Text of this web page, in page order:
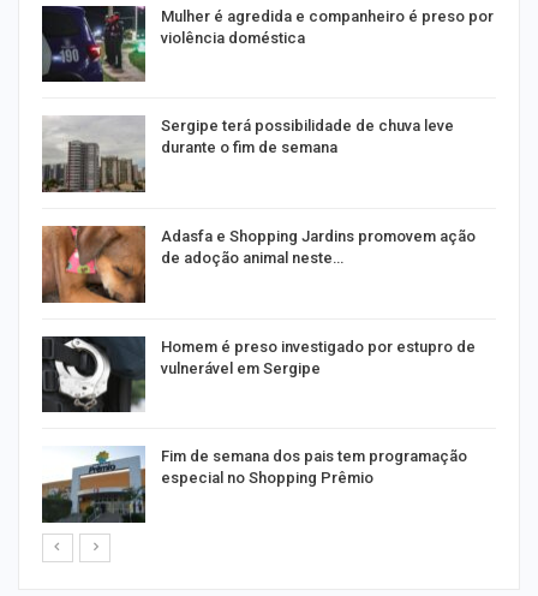
Mulher é agredida e companheiro é preso por
violência doméstica
Sergipe terá possibilidade de chuva leve
durante o fim de semana
Adasfa e Shopping Jardins promovem ação
de adoção animal neste…
Homem é preso investigado por estupro de
vulnerável em Sergipe
Fim de semana dos pais tem programação
especial no Shopping Prêmio